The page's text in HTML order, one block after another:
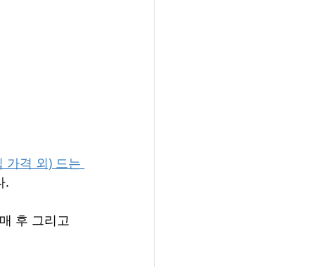
가격 외) 드는
.
후 그리고